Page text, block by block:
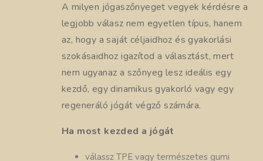
A milyen jógaszőnyeget vegyek kérdésre a
legjobb válasz nem egyetlen típus, hanem
az, hogy a saját céljaidhoz és gyakorlási
szokásaidhoz igazítod a választást, mert
nem ugyanaz a szőnyeg lesz ideális egy
kezdő, egy dinamikus gyakorló vagy egy
regeneráló jógát végző számára.
Ha most kezded a jógát
válassz TPE vagy természetes gumi